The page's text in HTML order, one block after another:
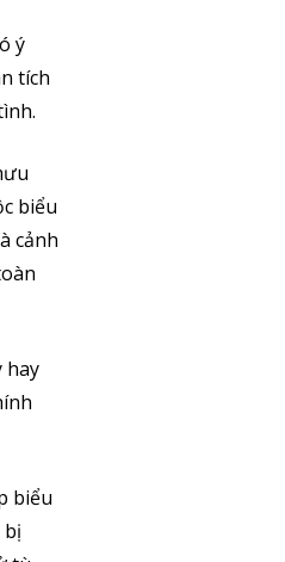
ý
tích
biểu
cảnh
hay
biểu
bị